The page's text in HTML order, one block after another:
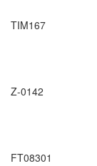
TIM167
Z-0142
FT08301